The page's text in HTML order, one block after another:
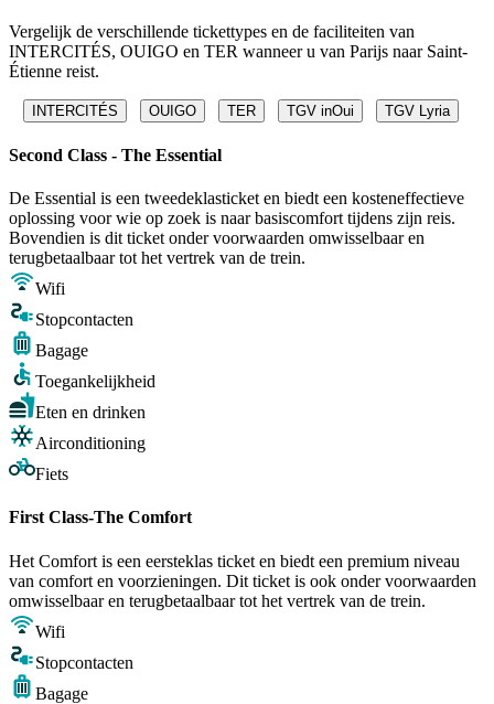
Vergelijk de verschillende tickettypes en de faciliteiten van
INTERCITÉS, OUIGO en TER wanneer u van Parijs naar Saint-
Étienne reist.
INTERCITÉS OUIGO TER TGV inOui TGV Lyria
Second Class - The Essential
De Essential is een tweedeklasticket en biedt een kosteneffectieve
oplossing voor wie op zoek is naar basiscomfort tijdens zijn reis.
Bovendien is dit ticket onder voorwaarden omwisselbaar en
terugbetaalbaar tot het vertrek van de trein.
Wifi
Stopcontacten
Bagage
Toegankelijkheid
Eten en drinken
Airconditioning
Fiets
First Class-The Comfort
Het Comfort is een eersteklas ticket en biedt een premium niveau
van comfort en voorzieningen. Dit ticket is ook onder voorwaarden
omwisselbaar en terugbetaalbaar tot het vertrek van de trein.
Wifi
Stopcontacten
Bagage